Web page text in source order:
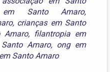
em Santo Amaro,
, crianças em Santo
Amaro, filantropia em
Amaro, ong em
Santo Amaro